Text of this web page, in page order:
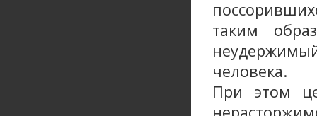
таким
человека.
При этом